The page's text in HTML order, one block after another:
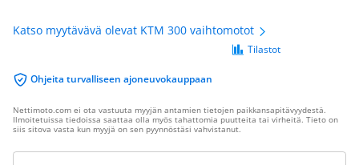
Katso myytävävä olevat KTM 300 vaihtomotot
Ohjeita turvalliseen ajoneuvokauppaan
Tilastot
Nettimoto.com ei ota vastuuta myyjän antamien tietojen paikkansapitävyydestä.
Ilmoitetuissa tiedoissa saattaa olla myös tahattomia puutteita tai virheitä. Tieto on
siis sitova vasta kun myyjä on sen pyynnöstäsi vahvistanut.